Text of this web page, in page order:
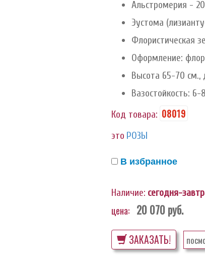
Альстромерия -
Эустома
Флористическая
Оформление:
Высота 65-70
Вазостойкость:
Код товара: 08019
это РОЗЫ
В избранное
Наличие: сегодня-
цена: 20 070руб.
ЗАКАЗАТЬ!